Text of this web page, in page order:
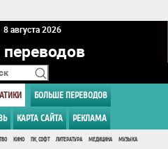
8 августа 2026
БОЛЬШЕ ПЕРЕВОДОВ
КАРТА САЙТА РЕКЛАМА
КИНО ПК, СОФТ ЛИТЕРАТУРА МЕДИЦИНА МУЗЫКА